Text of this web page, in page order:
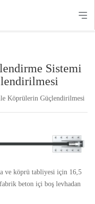
Sistemi
Köprülerin Güçlendirilmesi
ve köprü tabliyesi için 16,5
beton içi boş levhadan